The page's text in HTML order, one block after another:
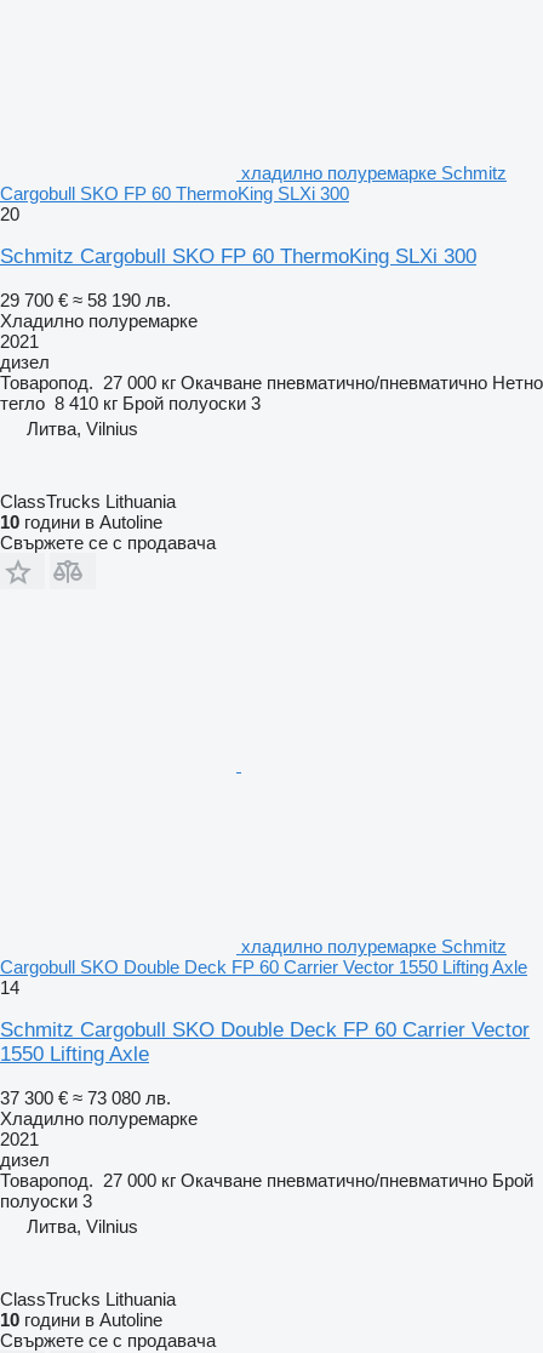
хладилно полуремарке Schmitz
Cargobull SKO FP 60 ThermoKing SLXi 300
20
Schmitz Cargobull SKO FP 60 ThermoKing SLXi 300
29 700 € ≈ 58 190 лв.
Хладилно полуремарке
2021
дизел
Товаропод. 27 000 кг Окачване пневматично/пневматично Нетно
тегло 8 410 кг Брой полуоски 3
Литва, Vilnius
ClassTrucks Lithuania
10 години в Autoline
Свържете се с продавача
хладилно полуремарке Schmitz
Cargobull SKO Double Deck FP 60 Carrier Vector 1550 Lifting Axle
14
Schmitz Cargobull SKO Double Deck FP 60 Carrier Vector
1550 Lifting Axle
37 300 € ≈ 73 080 лв.
Хладилно полуремарке
2021
дизел
Товаропод. 27 000 кг Окачване пневматично/пневматично Брой
полуоски 3
Литва, Vilnius
ClassTrucks Lithuania
10 години в Autoline
Свържете се с продавача